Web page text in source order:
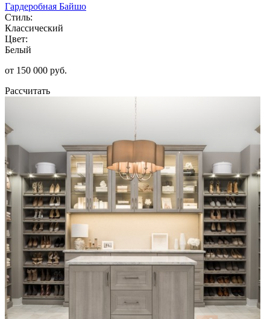
Гардеробная Байшо
Стиль:
Классический
Цвет:
Белый
от 150 000 руб.
Рассчитать